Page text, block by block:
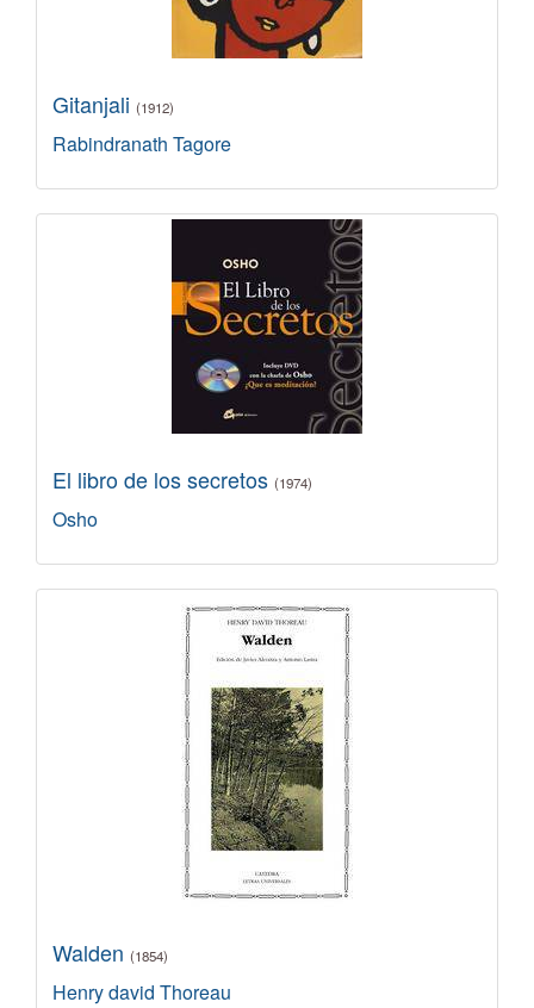
Gitanjali (1912)
Rabindranath Tagore
El libro de los secretos (1974)
Osho
Walden (1854)
Henry david Thoreau